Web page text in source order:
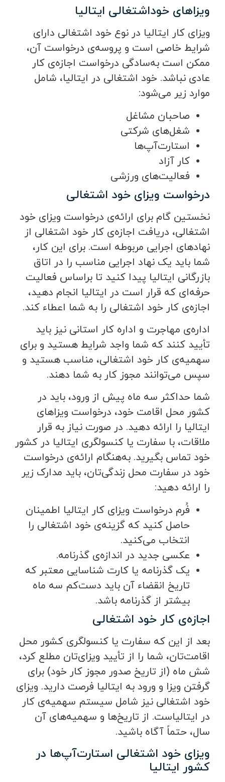
ویزاهای خوداشتغالی ایتالیا
ویزای کار ایتالیا در نوع خود اشتغالی دارای
شرایط خاصی است و پروسه‌ی درخواست آن،
ممکن است به‌سادگی درخواست اجازه‌ی کار
عادی نباشد. خود اشتغالی در ایتالیا، شامل
موارد زیر می‌شود:
صاحبان مشاغل
شغل‌های شرکتی
استارت‌آپ‌ها
کار آزاد
فعالیت‌های ورزشی
درخواست ویزای خود اشتغالی
نخستین گام برای ارائه‌ی درخواست ویزای خود
اشتغالی، دریافت اجازه‌ی کار خود اشتغالی از
نهادهای اجرایی مربوطه است. برای این کار،
شما باید یک نهاد اجرایی مناسب را در اتاق
بازرگانی ایتالیا پیدا کنید تا براساس فعالیت
حرفه‌ای که قرار است در ایتالیا انجام دهید،
اجازه‌ی کار خود اشتغالی را به شما اعطاء کند.
اداره‌ی مهاجرت و اداره کار استانی نیز باید
تأیید کنند که شما واجد شرایط هستید و برای
سهمیه‌ی کار خود اشتغالی، مناسب هستید و
سپس می‌توانند مجوز کار به شما دهند.
شما حداکثر سه ماه پیش از ورود، باید در
کشور محل اقامت خود، درخواست ویزاهای
ایتالیا را ارائه دهید. در صورت نیاز به قرار
ملاقات، با سفارت یا کنسولگری ایتالیا در کشور
خود تماس بگیرید. به‌هنگام ارائه‌ی درخواست
خود در سفارت محل زندگی‌تان، باید مدارک زیر
را ارائه دهید:
فُرم درخواست ویزای کار ایتالیا اطمینان
حاصل کنید که گزینه‌ی خود اشتغالی را
انتخاب می‌کنید.
عکسی جدید در اندازه‌ی گذرنامه.
یک گذرنامه یا کارت شناسایی معتبر که
تاریخ انقضاء آن باید دست‌کم سه ماه
بیشتر از گذرنامه باشد.
اجازه‌ی کار خود اشتغالی
بعد از این که سفارت یا کنسولگری کشور محل
اقامت‌تان، شما را از تأیید ویزای‌تان مطلع کرد،
شش ماه (از تاریخ صدور مجوز کار خود) برای
گرفتن ویزا و ورود به ایتالیا فرصت دارید. ویزای
خود اشتغالی نیز شامل سیستم سهمیه‌ی کار
در ایتالیاست. از تاریخ‌ها و سهمیه‌های آن
سال، حتماً آگاه باشید.
ویزای خود اشتغالی استارت‌آپ‌ها در
کشور ایتالیا